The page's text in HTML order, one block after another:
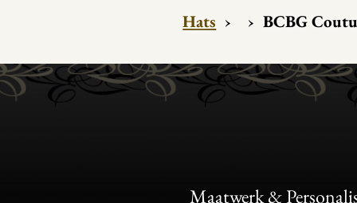
Hats › › BCBG
Maatwerk &